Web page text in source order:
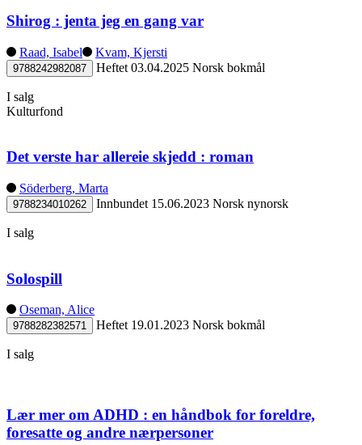
Shirog : jenta jeg en gang var
Raad, Isabel Kvam, Kjersti
9788242982087 Heftet 03.04.2025 Norsk bokmål
I salg
Kulturfond
Det verste har allereie skjedd : roman
Söderberg, Marta
9788234010262 Innbundet 15.06.2023 Norsk nynorsk
I salg
Solospill
Oseman, Alice
9788282382571 Heftet 19.01.2023 Norsk bokmål
I salg
Lær mer om ADHD : en håndbok for foreldre,
foresatte og andre nærpersoner